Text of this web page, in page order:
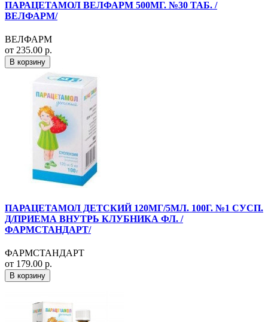
ПАРАЦЕТАМОЛ ВЕЛФАРМ 500МГ. №30 ТАБ. /
ВЕЛФАРМ/
ВЕЛФАРМ
от 235.00 р.
В корзину
ПАРАЦЕТАМОЛ ДЕТСКИЙ 120МГ/5МЛ. 100Г. №1 СУСП.
Д/ПРИЕМА ВНУТРЬ КЛУБНИКА ФЛ. /
ФАРМСТАНДАРТ/
ФАРМСТАНДАРТ
от 179.00 р.
В корзину